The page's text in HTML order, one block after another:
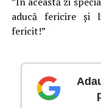
aducă fericire și
fericit!”